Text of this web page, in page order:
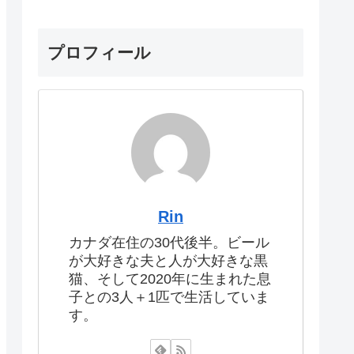
プロフィール
Rin
カナダ在住の30代後半。ビール
が大好きな夫と人が大好きな黒
猫、そして2020年に生まれた息
子との3人＋1匹で生活していま
す。